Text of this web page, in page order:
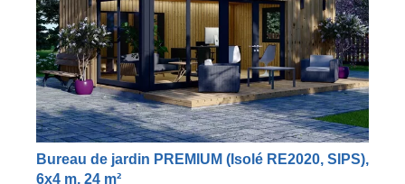
Bureau de jardin PREMIUM (Isolé RE2020, SIPS),
6x4 m, 24 m²